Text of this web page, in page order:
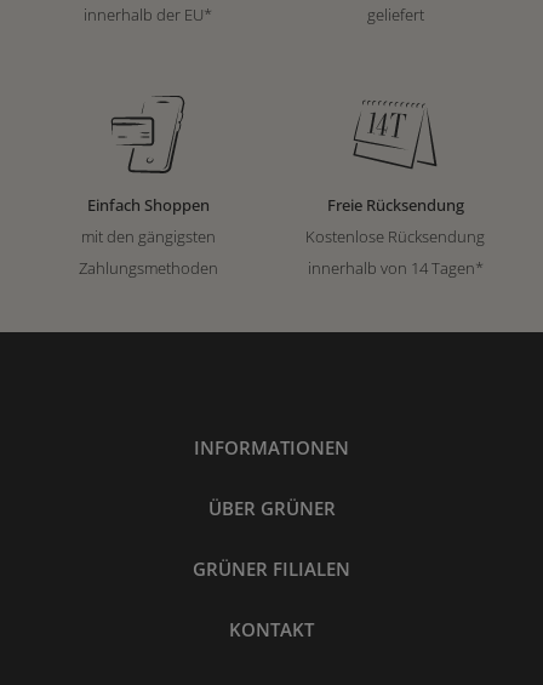
innerhalb der EU*
geliefert
Einfach Shoppen
mit den gängigsten
Zahlungsmethoden
Freie Rücksendung
Kostenlose Rücksendung
innerhalb von 14 Tagen*
INFORMATIONEN
ÜBER GRÜNER
GRÜNER FILIALEN
KONTAKT